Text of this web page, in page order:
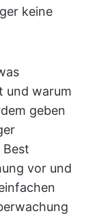
keine
und warum
geben
vor und